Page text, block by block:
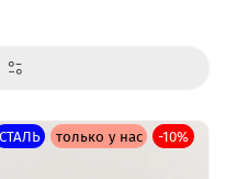
СТАЛЬ только у нас -10%